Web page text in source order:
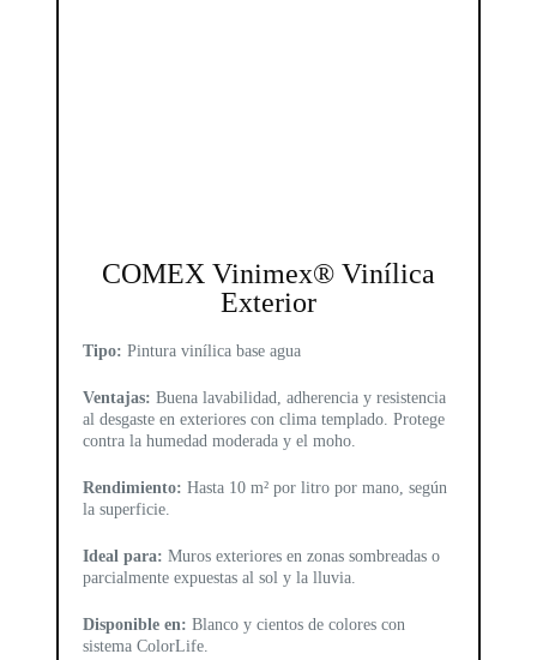
COMEX Vinimex® Vinílica
Exterior
Tipo: Pintura vinílica base agua
Ventajas: Buena lavabilidad, adherencia y resistencia
al desgaste en exteriores con clima templado. Protege
contra la humedad moderada y el moho.
Rendimiento: Hasta 10 m² por litro por mano, según
la superficie.
Ideal para: Muros exteriores en zonas sombreadas o
parcialmente expuestas al sol y la lluvia.
Disponible en: Blanco y cientos de colores con
sistema ColorLife.